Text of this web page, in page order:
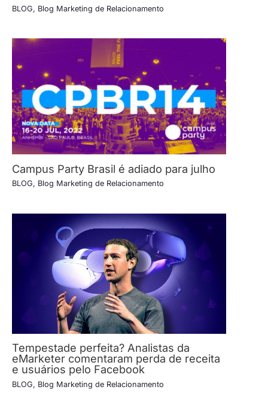
BLOG, Blog Marketing de Relacionamento
Campus Party Brasil é adiado para julho
BLOG, Blog Marketing de Relacionamento
Tempestade perfeita? Analistas da
eMarketer comentaram perda de receita
e usuários pelo Facebook
BLOG, Blog Marketing de Relacionamento